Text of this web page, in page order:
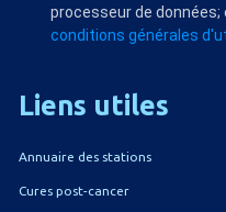
processeur de
conditions générales
Liens utiles
Annuaire des stations
Cures post-cancer